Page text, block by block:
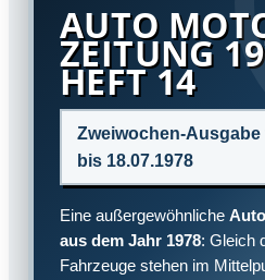
AUTO
ZEITUNG
HEFT 14
Zweiwochen-Ausgabe
bis 18.07.1978
Eine außergewöhnliche
aus dem Jahr 1978: Gleich
Fahrzeuge stehen im